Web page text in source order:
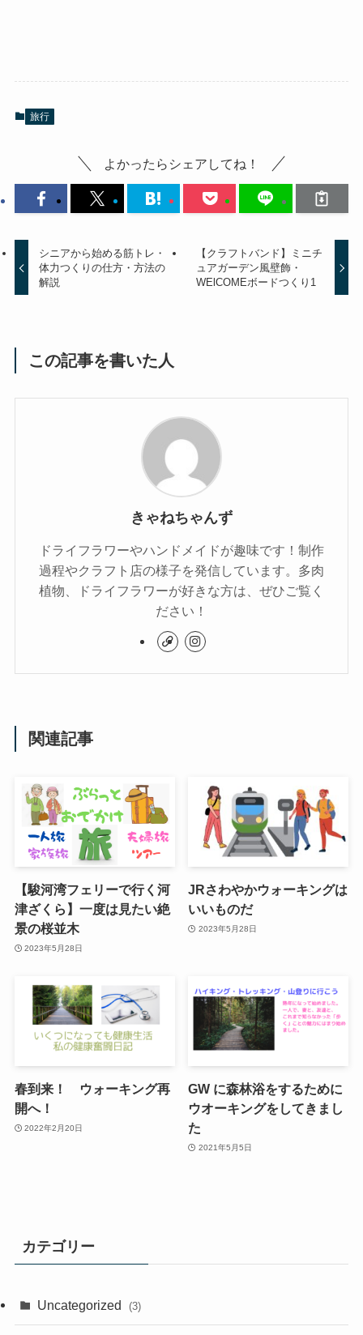
旅行
よかったらシェアしてね！
シニアから始める筋トレ・
体力つくりの仕方・方法の
解説
【クラフトバンド】ミニチ
ュアガーデン風壁飾・
WElCOMEボードつくり1
この記事を書いた人
きゃねちゃんず
ドライフラワーやハンドメイドが趣味です！制作
過程やクラフト店の様子を発信しています。多肉
植物、ドライフラワーが好きな方は、ぜひご覧く
ださい！
関連記事
【駿河湾フェリーで行く河
津ざくら】一度は見たい絶
景の桜並木
2023年5月28日
JRさわやかウォーキングは
いいものだ
2023年5月28日
春到来！ ウォーキング再
開へ！
2022年2月20日
GW に森林浴をするために
ウオーキングをしてきまし
た
2021年5月5日
カテゴリー
Uncategorized (3)